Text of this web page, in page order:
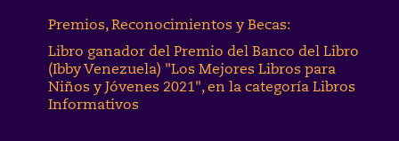
Premios, Reconocimientos y Becas:
Libro ganador del Premio del Banco del Libro
(Ibby Venezuela) "Los Mejores Libros para
Niños y Jóvenes 2021", en la categoría Libros
Informativos